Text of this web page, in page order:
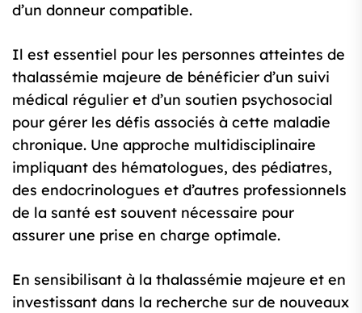
d’un donneur compatible.
Il est essentiel pour les personnes atteintes de
thalassémie majeure de bénéficier d’un suivi
médical régulier et d’un soutien psychosocial
pour gérer les défis associés à cette maladie
chronique. Une approche multidisciplinaire
impliquant des hématologues, des pédiatres,
des endocrinologues et d’autres professionnels
de la santé est souvent nécessaire pour
assurer une prise en charge optimale.
En sensibilisant à la thalassémie majeure et en
investissant dans la recherche sur de nouveaux